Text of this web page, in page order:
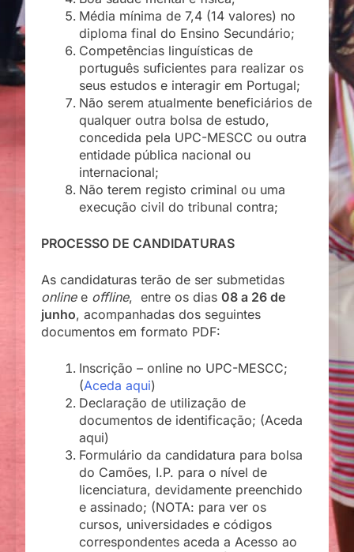
Média mínima de 7,4 (14 valores) no
diploma final do Ensino Secundário;
Competências linguísticas de
português suficientes para realizar os
seus estudos e interagir em Portugal;
Não serem atualmente beneficiários de
qualquer outra bolsa de estudo,
concedida pela UPC-MESCC ou outra
entidade pública nacional ou
internacional;
Não terem registo criminal ou uma
execução civil do tribunal contra;
PROCESSO DE CANDIDATURAS
As candidaturas terão de ser submetidas
onlinee offline, entre os dias 08 a 26 de
junho, acompanhadas dos seguintes
documentos em formato PDF:
Inscrição – online no UPC-MESCC;
(Aceda aqui)
Declaração de utilização de
documentos de identificação; (Aceda
aqui)
Formulário da candidatura para bolsa
do Camões, I.P. para o nível de
licenciatura, devidamente preenchido
e assinado; (NOTA: para ver os
cursos, universidades e códigos
correspondentes aceda a Acesso ao